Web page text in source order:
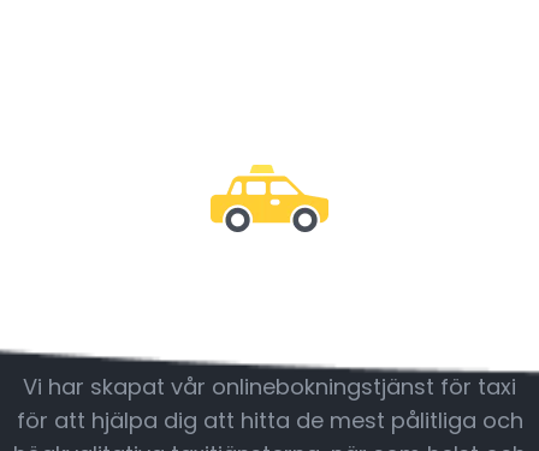
Vi har skapat vår onlinebokningstjänst för taxi
för att hjälpa dig att hitta de mest pålitliga och